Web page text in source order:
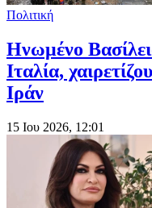
Πολιτική
Ηνωμένο
Ιταλία,
Ιράν
15 Ιου 2026, 12:01